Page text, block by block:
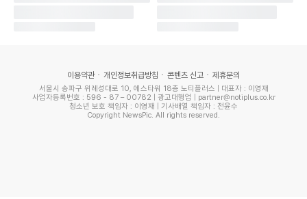
이번 세쌍둥이의 출산은 분당서울대병원 고위험산모·신생아
통합치료센터의 전문성, 그리고 환자와 의료진 간의 신뢰가 더
해져 만들어 낸 결과로, 고위험임신인 삼태아 임신도 제왕절
이용약관 개인정보취급방침 콘텐츠 신고 제휴문의
서울시 송파구 위례성대로 10, 에스타워 18층 노티플러스 | 대표자 : 이영재
사업자등록번호 : 596 - 87 – 00782 | 광고대행업 | partner@notiplus.co.kr
청소년 보호 책임자 : 이영재 | 기사배열 책임자 : 전윤수
Copyright NewsPic. All rights reserved.